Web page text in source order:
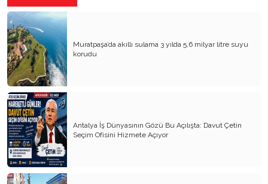
Öf Öf de Öf Öf
Birbirimizi Anlasak mı
Kapitalist Yaşam Tarzına İslami Ekonomi
Mayıs’ta öldürüldük, Haziran’da direndik.
İki Miras T.C ve CHP
Atanı Tanımak Gurur Verir
Entel Entel İşletiliyoruz
Soysuzluk Nerede ve Nasıl Başlar
Muratpaşa’da akıllı sulama 3 yılda 5,6 milyar litre suyu
korudu
Antalya İş Dünyasının Gözü Bu Açılışta: Davut Çetin
Seçim Ofisini Hizmete Açıyor